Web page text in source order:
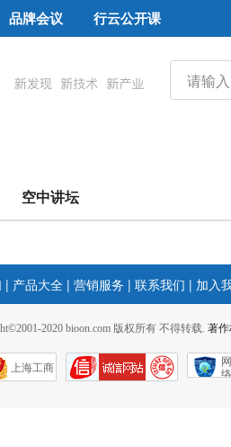
品牌会议 行云公开课
空中讲坛
| 产品大全 | 营销服务 | 联系我们 | 加入
2020 bioon.com 版权所有 不得转载. 著作
上海工商
网
络